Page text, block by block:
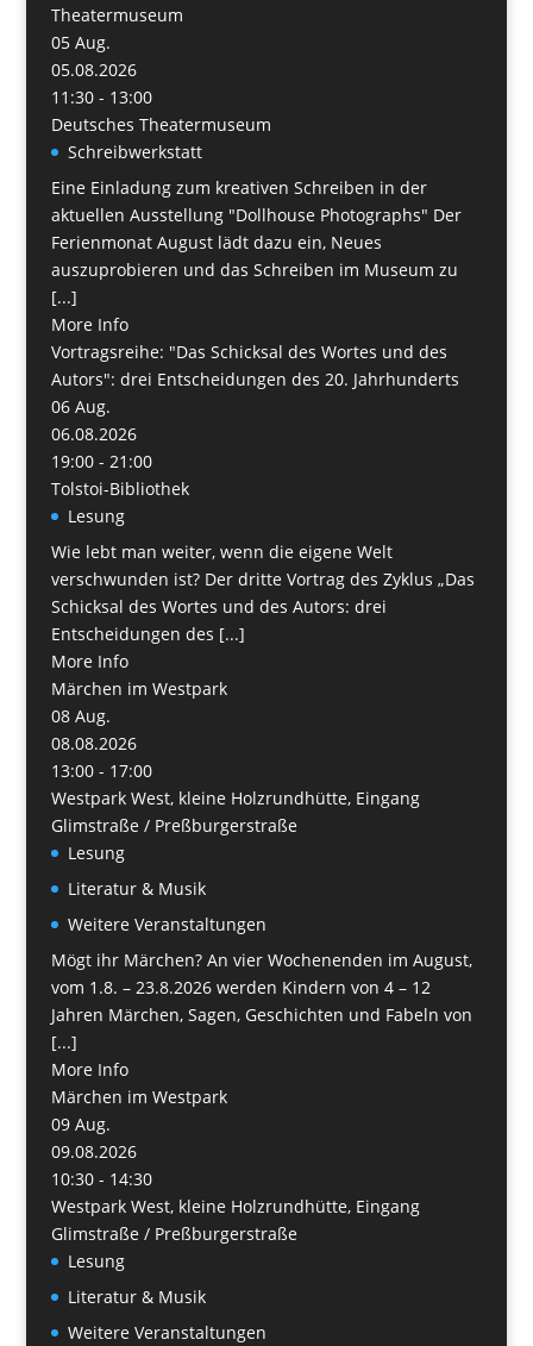
Theatermuseum
05 Aug.
05.08.2026
11:30 - 13:00
Deutsches Theatermuseum
Schreibwerkstatt
Eine Einladung zum kreativen Schreiben in der
aktuellen Ausstellung "Dollhouse Photographs" Der
Ferienmonat August lädt dazu ein, Neues
auszuprobieren und das Schreiben im Museum zu
[...]
More Info
Vortragsreihe: "Das Schicksal des Wortes und des
Autors": drei Entscheidungen des 20. Jahrhunderts
06 Aug.
06.08.2026
19:00 - 21:00
Tolstoi-Bibliothek
Lesung
Wie lebt man weiter, wenn die eigene Welt
verschwunden ist? Der dritte Vortrag des Zyklus „Das
Schicksal des Wortes und des Autors: drei
Entscheidungen des [...]
More Info
Märchen im Westpark
08 Aug.
08.08.2026
13:00 - 17:00
Westpark West, kleine Holzrundhütte, Eingang
Glimstraße / Preßburgerstraße
Lesung
Literatur & Musik
Weitere Veranstaltungen
Mögt ihr Märchen? An vier Wochenenden im August,
vom 1.8. – 23.8.2026 werden Kindern von 4 – 12
Jahren Märchen, Sagen, Geschichten und Fabeln von
[...]
More Info
Märchen im Westpark
09 Aug.
09.08.2026
10:30 - 14:30
Westpark West, kleine Holzrundhütte, Eingang
Glimstraße / Preßburgerstraße
Lesung
Literatur & Musik
Weitere Veranstaltungen